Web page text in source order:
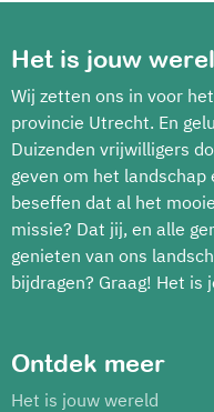
Het is jouw
Wij zetten ons in voor
provincie Utrecht. En
Duizenden vrijwilligers
geven om het landschap
beseffen dat al het
missie? Dat jij, en alle
genieten van ons
bijdragen? Graag! Het is
Ontdek meer
Het is jouw wereld